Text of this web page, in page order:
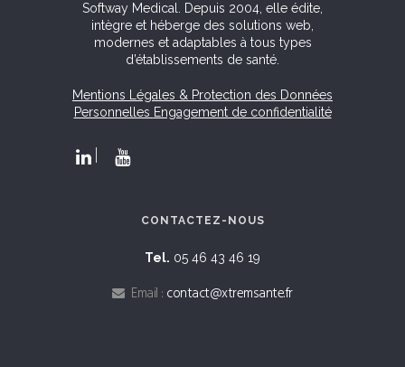
Softway Medical. Depuis 2004, elle édite,
intègre et héberge des solutions web,
modernes et adaptables à tous types
d’établissements de santé.
Mentions Légales & Protection des Données
Personnelles Engagement de confidentialité
CONTACTEZ-NOUS
Tel. 05 46 43 46 19
Email : contact@xtremsante.fr